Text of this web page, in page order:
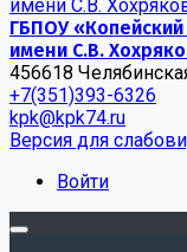
ГБПОУ
имени С.В.
456618
+7(351)393-6326
kpk@kpk74.ru
Версия для
Войти